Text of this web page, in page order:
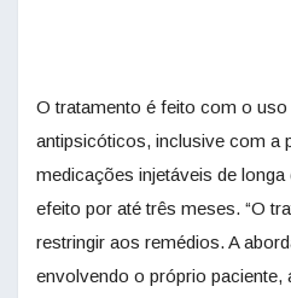
O tratamento é feito com o
antipsicóticos, inclusive com a
medicações injetáveis de
efeito por até três meses. “O
restringir aos remédios. A
envolvendo o próprio paciente,